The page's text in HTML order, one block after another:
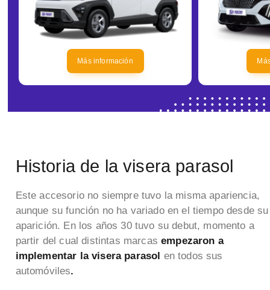
Más información
Historia de la visera parasol
Este accesorio no siempre tuvo la misma apariencia,
aunque su función no ha variado en el tiempo desde su
aparición. En los años 30 tuvo su debut, momento a
partir del cual distintas marcasempezaron a
implementar la visera parasol en todos sus
automóviles.